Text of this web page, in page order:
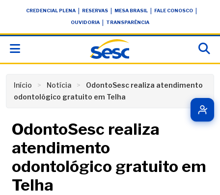
conteúdoCREDENCIAL PLENA RESERVAS MESA BRASIL FALE CONOSCO
OUVIDORIA TRANSPARÊNCIA
Início Notícia
OdontoSesc realiza atendimento
odontológico gratuito em Telha
OdontoSesc realiza
atendimento
odontológico gratuito em
Telha